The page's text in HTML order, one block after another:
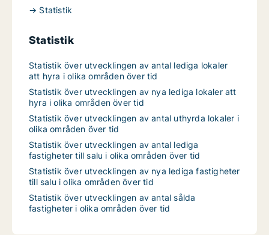
→ Statistik
Statistik
Statistik över utvecklingen av antal lediga lokaler
att hyra i olika områden över tid
Statistik över utvecklingen av nya lediga lokaler att
hyra i olika områden över tid
Statistik över utvecklingen av antal uthyrda lokaler i
olika områden över tid
Statistik över utvecklingen av antal lediga
fastigheter till salu i olika områden över tid
Statistik över utvecklingen av nya lediga fastigheter
till salu i olika områden över tid
Statistik över utvecklingen av antal sålda
fastigheter i olika områden över tid